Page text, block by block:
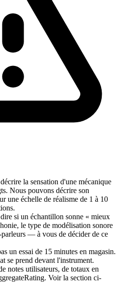
la sensation d'une mécanique
Nous pouvons décrire son
une échelle de réalisme de 1 à 10
si un échantillon sonne « mieux
le type de modélisation sonore
parleurs — à vous de décider de ce
un essai de 15 minutes en magasin.
se prend devant l'instrument.
notes utilisateurs, de totaux en
Voir la section ci-